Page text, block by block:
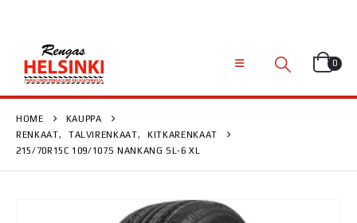
0
HOME
KAUPPA
RENKAAT, TALVIRENKAAT,
KITKARENKAAT
215/70R15C 109/107S NANKANG SL-6 XL